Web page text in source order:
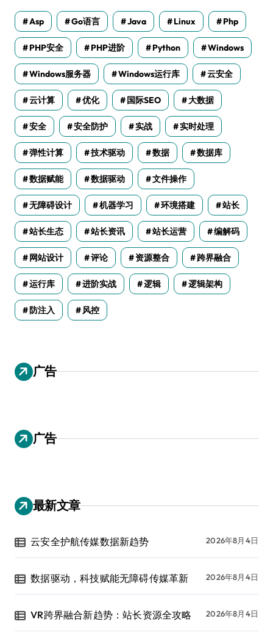
Asp Go语言 Java Linux Php
PHP安全 PHP进阶 Python Windows
Windows服务器 Windows运行库 云安全
云计算 优化 国际SEO 大数据
安全 安全防护 实战 实时处理
弹性计算 技术驱动 数据 数据库
数据赋能 数据驱动 文件操作
无障碍设计 机器学习 环境搭建 站长
站长生态 站长资讯 站长运营 编解码
网站设计 评论 资源整合 跨界融合
运行库 进阶实战 逻辑 逻辑架构
防注入 风控
广告
广告
最新文章
云安全护航传媒数据新趋势 2026年8月4日
数据驱动，科技赋能无障碍传媒革新 2026年8月4日
VR跨界融合新趋势：站长资源全攻略 2026年8月4日